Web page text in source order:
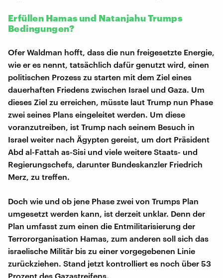
Erfüllen Hamas und Natanjahu Trumps
Bedingungen?
Ofer Waldman hofft, dass die nun freigesetzte Energie,
wie er es nennt, tatsächlich dafür genutzt wird, einen
politischen Prozess zu starten mit dem Ziel eines
dauerhaften Friedens zwischen Israel und Gaza. Um
dieses Ziel zu erreichen, müsste laut Trump nun Phase
zwei seines Plans eingeleitet werden. Um diese
voranzutreiben, ist Trump nach seinem Besuch in
Israel weiter nach Ägypten gereist, um dort Präsident
Abd al-Fattah as-Sisi und viele weitere Staats- und
Regierungschefs, darunter Bundeskanzler Friedrich
Merz, zu treffen.
Doch wie und ob jene Phase zwei von Trumps Plan
umgesetzt werden kann, ist derzeit unklar. Denn der
Plan umfasst zum einen die Entmilitarisierung der
Terrororganisation Hamas, zum anderen soll sich das
israelische Militär bis zu einer vorgegebenen Linie
zurückziehen. Stand jetzt kontrolliert es noch über 53
Prozent des Gazastreifens.